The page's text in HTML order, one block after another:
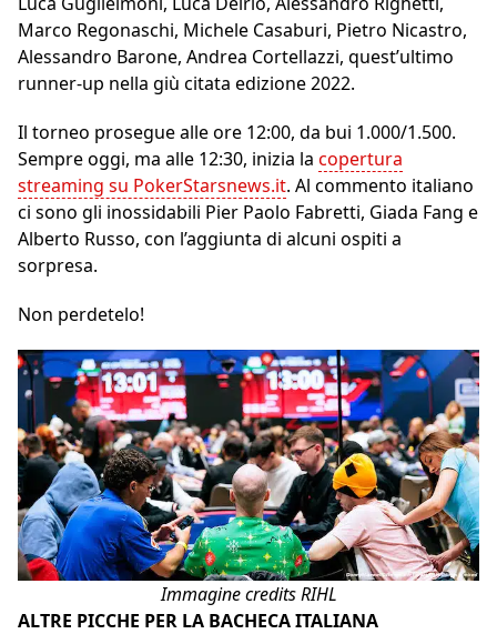
Marco Regonaschi, Michele Casaburi, Pietro Nicastro,
Alessandro Barone, Andrea Cortellazzi, quest’ultimo
runner-up nella giù citata edizione 2022.
Il torneo prosegue alle ore 12:00, da bui 1.000/1.500.
Sempre oggi, ma alle 12:30, inizia la copertura
streaming su PokerStarsnews.it. Al commento italiano
ci sono gli inossidabili Pier Paolo Fabretti, Giada Fang e
Alberto Russo, con l’aggiunta di alcuni ospiti a
sorpresa.
Non perdetelo!
Immagine credits RIHL
ALTRE PICCHE PER LA BACHECA ITALIANA